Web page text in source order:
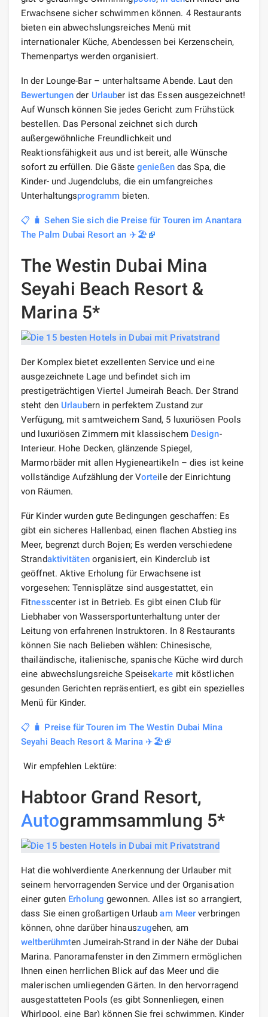
Erwachsene sicher schwimmen können. 4 Restaurants
bieten ein abwechslungsreiches Menü mit
internationaler Küche, Abendessen bei Kerzenschein,
Themenpartys werden organisiert.
In der Lounge-Bar – unterhaltsame Abende. Laut den
Bewertungen der Urlauber ist das Essen ausgezeichnet!
Auf Wunsch können Sie jedes Gericht zum Frühstück
bestellen. Das Personal zeichnet sich durch
außergewöhnliche Freundlichkeit und
Reaktionsfähigkeit aus und ist bereit, alle Wünsche
sofort zu erfüllen. Die Gästegenießendas Spa, die
Kinder- und Jugendclubs, die ein umfangreiches
Unterhaltungsprogramm bieten.
📋 🧳 Sehen Sie sich die Preise für Touren im Anantara
The Palm Dubai Resort an ✈️🏖️
The Westin Dubai Mina
Seyahi Beach Resort &
Marina 5*
Der Komplex bietet exzellenten Service und eine
ausgezeichnete Lage und befindet sich im
prestigeträchtigen Viertel Jumeirah Beach. Der Strand
steht den Urlaubern in perfektem Zustand zur
Verfügung, mit samtweichem Sand, 5 luxuriösen Pools
und luxuriösen Zimmern mit klassischem Design-
Interieur. Hohe Decken, glänzende Spiegel,
Marmorbäder mit allen Hygieneartikeln – dies ist keine
vollständige Aufzählung der Vorteile der Einrichtung
von Räumen.
Für Kinder wurden gute Bedingungen geschaffen: Es
gibt ein sicheres Hallenbad, einen flachen Abstieg ins
Meer, begrenzt durch Bojen; Es werden verschiedene
Strandaktivitätenorganisiert, ein Kinderclub ist
geöffnet. Aktive Erholung für Erwachsene ist
vorgesehen: Tennisplätze sind ausgestattet, ein
Fitnesscenter ist in Betrieb. Es gibt einen Club für
Liebhaber von Wassersportunterhaltung unter der
Leitung von erfahrenen Instruktoren. In 8 Restaurants
können Sie nach Belieben wählen: Chinesische,
thailändische, italienische, spanische Küche wird durch
eine abwechslungsreiche Speisekarte mit köstlichen
gesunden Gerichten repräsentiert, es gibt ein spezielles
Menü für Kinder.
📋 🧳 Preise für Touren im The Westin Dubai Mina
Seyahi Beach Resort & Marina ✈️🏖️
Wir empfehlen Lektüre:
Habtoor Grand Resort,
Autogrammsammlung 5*
Hat die wohlverdiente Anerkennung der Urlauber mit
seinem hervorragenden Service und der Organisation
einer guten Erholung gewonnen. Alles ist so arrangiert,
dass Sie einen großartigen Urlaubam Meer verbringen
können, ohne darüber hinauszugehen, am
weltberühmten Jumeirah-Strand in der Nähe der Dubai
Marina. Panoramafenster in den Zimmern ermöglichen
Ihnen einen herrlichen Blick auf das Meer und die
malerischen umliegenden Gärten. In den hervorragend
ausgestatteten Pools (es gibt Sonnenliegen, einen
Whirlpool, eine Bar) können Sie frei schwimmen, Kinder